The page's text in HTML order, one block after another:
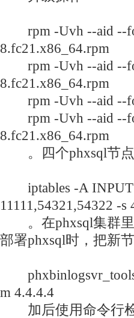
rpm -Uvh --aid --
8.fc21.x86_64.rpm
rpm -Uvh --aid --
8.fc21.x86_64.rpm
rpm -Uvh --aid --
rpm -Uvh --aid --
8.fc21.x86_64.rpm
。四个phxsql节点
iptables -A INPUT
11111,54321,54322 -
。在phxsql集群里
部署phxsql时，把新
m 4.4.4.4
加后使用命令行